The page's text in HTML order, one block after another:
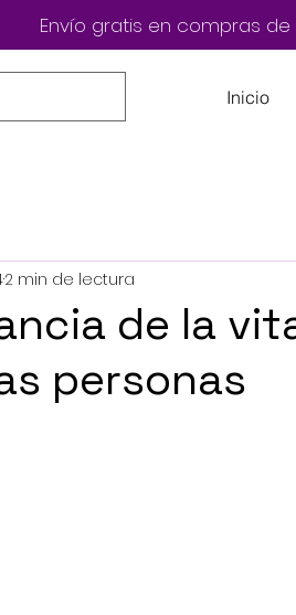
Envío gratis en compras
Inicio
de la
personas
2 min de lectura